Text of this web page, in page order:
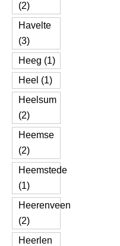
(2)
Havelte
(3)
Heeg (1)
Heel (1)
Heelsum
(2)
Heemse
(2)
Heemstede
(1)
Heerenveen
(2)
Heerlen